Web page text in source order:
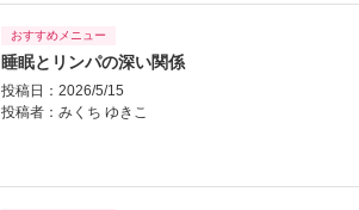
おすすめメニュー
睡眠とリンパの深い関係
投稿日：2026/5/15
投稿者： みくち ゆきこ